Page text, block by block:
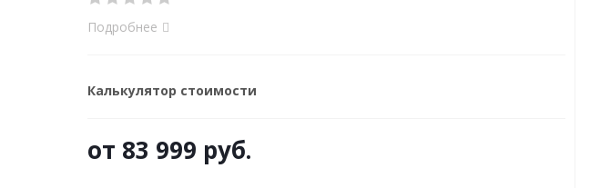
Подробнее
Калькулятор стоимости
от 83 999 руб.